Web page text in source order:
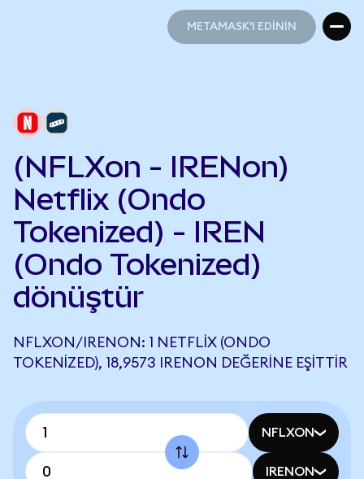
METAMASK'I EDİNİN
(NFLXon - IRENon)
Netflix (Ondo
Tokenized) - IREN
(Ondo Tokenized)
dönüştür
NFLXON/IRENON: 1 NETFLIX (ONDO
TOKENIZED), 18,9573 IRENON DEĞERINE EŞITTIR
NFLXON
IRENON